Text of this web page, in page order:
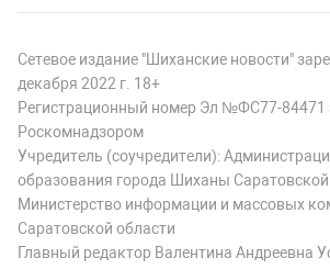
Сетевое издание "Шиханские новости"
декабря 2022 г. 18+
Регистрационный номер Эл №ФС77-84471
Роскомнадзором
Учредитель (соучредители):
образования города Шиханы Саратовской
Министерство информации и массовых
Саратовской области
Главный редактор Валентина Андреевна